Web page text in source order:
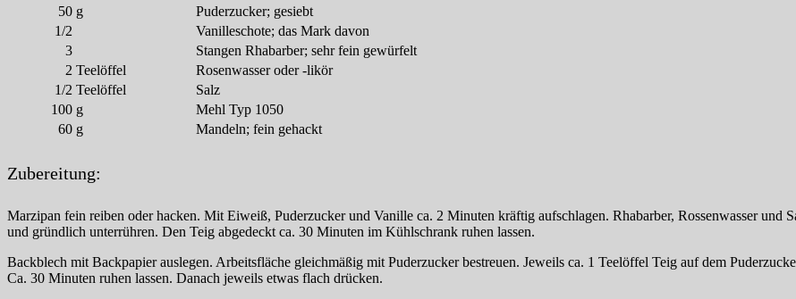
50 g
Puderzucker; gesiebt
1/2
Vanilleschote; das Mark davon
3
Stangen Rhabarber; sehr fein gewürfelt
2 Teelöffel
Rosenwasser oder -likör
1/2 Teelöffel
Salz
100 g
Mehl Typ 1050
60 g Mandeln; fein gehackt
Zubereitung:
Marzipan fein reiben oder hacken. Mit Eiweiß, Puderzucker und Vanille ca. 2 Minuten kräftig aufschlagen. Rhabarber, Rossenwasser und
und gründlich unterrühren. Den Teig abgedeckt ca. 30 Minuten im Kühlschrank ruhen lassen.
Backblech mit Backpapier auslegen. Arbeitsfläche gleichmäßig mit Puderzucker bestreuen. Jeweils ca. 1 Teelöffel Teig auf dem
Ca. 30 Minuten ruhen lassen. Danach jeweils etwas flach drücken.